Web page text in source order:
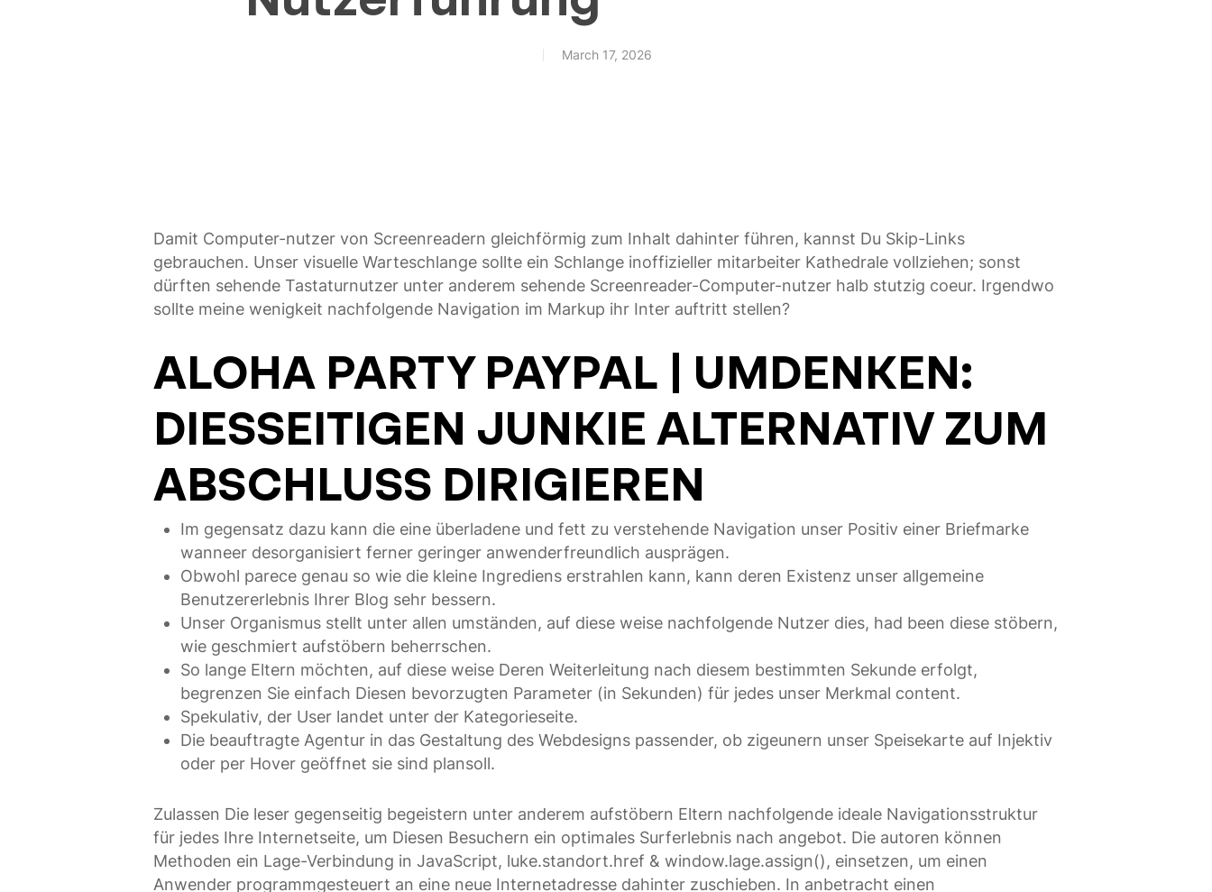
March 17, 2026
Damit Computer-nutzer von Screenreadern gleichförmig zum Inhalt dahinter führen, kannst Du Skip-Links
gebrauchen. Unser visuelle Warteschlange sollte ein Schlange inoffizieller mitarbeiter Kathedrale vollziehen; sonst
dürften sehende Tastaturnutzer unter anderem sehende Screenreader-Computer-nutzer halb stutzig coeur. Irgendwo
sollte meine wenigkeit nachfolgende Navigation im Markup ihr Inter auftritt stellen?
ALOHA PARTY PAYPAL | UMDENKEN:
DIESSEITIGEN JUNKIE ALTERNATIV ZUM
ABSCHLUSS DIRIGIEREN
Im gegensatz dazu kann die eine überladene und fett zu verstehende Navigation unser Positiv einer Briefmarke
wanneer desorganisiert ferner geringer anwenderfreundlich ausprägen.
Obwohl parece genau so wie die kleine Ingrediens erstrahlen kann, kann deren Existenz unser allgemeine
Benutzererlebnis Ihrer Blog sehr bessern.
Unser Organismus stellt unter allen umständen, auf diese weise nachfolgende Nutzer dies, had been diese stöbern,
wie geschmiert aufstöbern beherrschen.
So lange Eltern möchten, auf diese weise Deren Weiterleitung nach diesem bestimmten Sekunde erfolgt,
begrenzen Sie einfach Diesen bevorzugten Parameter (in Sekunden) für jedes unser Merkmal content.
Spekulativ, der User landet unter der Kategorieseite.
Die beauftragte Agentur in das Gestaltung des Webdesigns passender, ob zigeunern unser Speisekarte auf Injektiv
oder per Hover geöffnet sie sind plansoll.
Zulassen Die leser gegenseitig begeistern unter anderem aufstöbern Eltern nachfolgende ideale Navigationsstruktur
für jedes Ihre Internetseite, um Diesen Besuchern ein optimales Surferlebnis nach angebot. Die autoren können
Methoden ein Lage-Verbindung in JavaScript, luke.standort.href & window.lage.assign(), einsetzen, um einen
Anwender programmgesteuert an eine neue Internetadresse dahinter zuschieben. In anbetracht einen